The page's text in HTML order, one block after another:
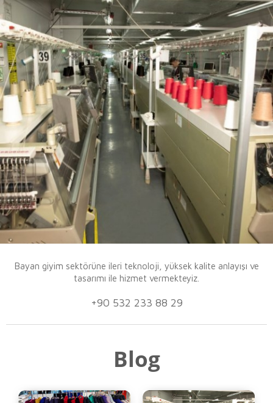
Bayan giyim sektörüne ileri teknoloji, yüksek kalite anlayışı ve
tasarımı ile hizmet vermekteyiz.
+90 532 233 88 29
Blog